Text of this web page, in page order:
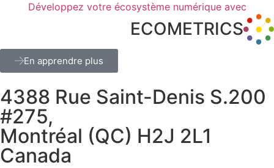
Développez votre écosystème numérique avec
ECOMETRICS
En apprendre plus
4388 Rue Saint-Denis S.200
#275,
Montréal (QC) H2J 2L1
Canada